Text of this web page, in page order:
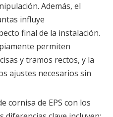
Además, el
influye
final de la instalación.
permiten
y tramos rectos, y la
ajustes necesarios sin
cornisa de EPS con los